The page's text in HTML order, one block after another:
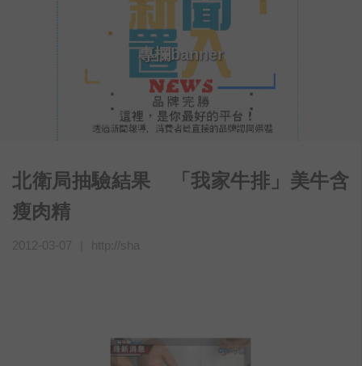
專欄banner
北衛局抽驗結果 「我家牛排」美牛含
瘦肉精